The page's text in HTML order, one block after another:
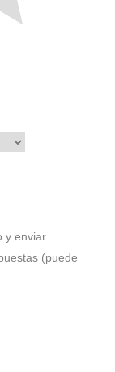
y enviar
(puede